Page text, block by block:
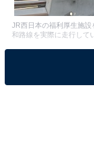
JR西日本の福利厚生施
和路線を実際に走行して
カプセルホテルな